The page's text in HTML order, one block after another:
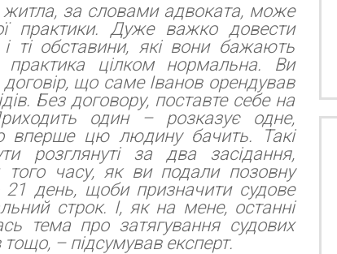
житла, за словами адвоката, може
практики. Дуже важко довести
ті обставини, які вони бажають
цілком нормальна. Ви
договір, що саме Іванов орендував
Без договору, поставте себе на
один – розказує одне,
вперше цю людину бачить. Такі
розглянуті за два засідання,
того часу, як ви подали позовну
день, щоби призначити судове
строк. І, як на мене, останні
тема про затягування судових
– підсумував експерт.